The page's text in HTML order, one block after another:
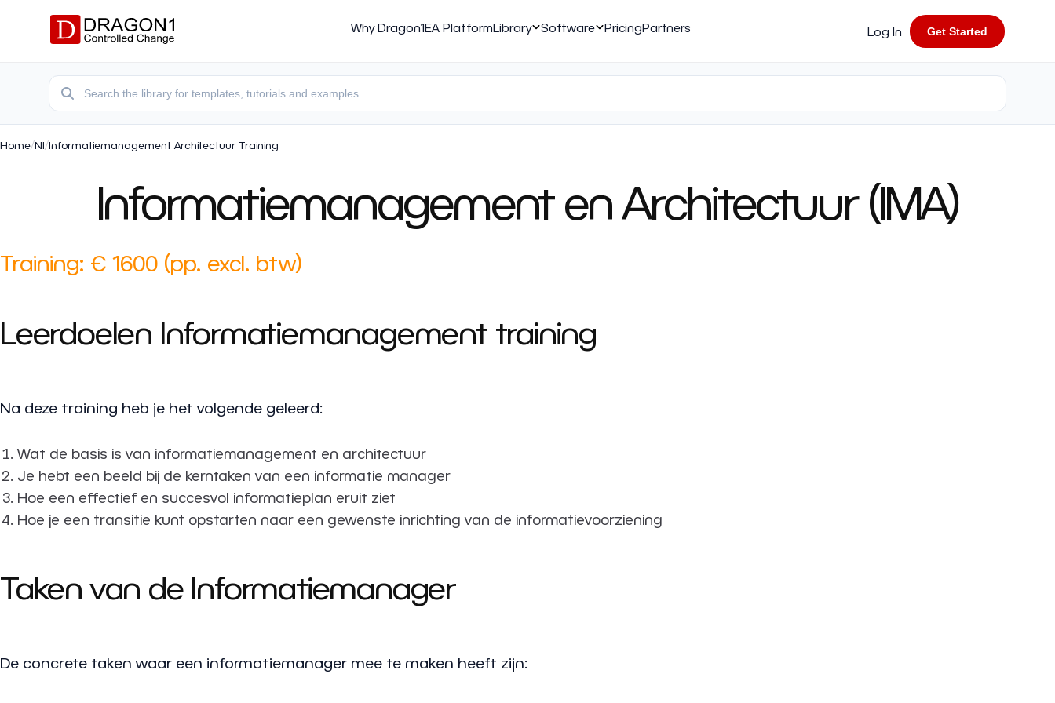
Why Dragon1EA PlatformLibrary Software PricingPartners Log In Get Started
Home/Nl/Informatiemanagement Architectuur Training
Informatiemanagement en Architectuur (IMA)
Training: € 1600 (pp. excl. btw)
Leerdoelen Informatiemanagement training
Na deze training heb je het volgende geleerd:
Wat de basis is van informatiemanagement en architectuur
Je hebt een beeld bij de kerntaken van een informatie manager
Hoe een effectief en succesvol informatieplan eruit ziet
Hoe je een transitie kunt opstarten naar een gewenste inrichting van de informatievoorziening
Taken van de Informatiemanager
De concrete taken waar een informatiemanager mee te maken heeft zijn: